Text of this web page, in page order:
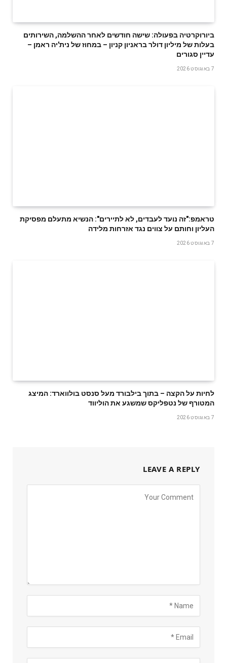
ביורוקרטיה בפעולה: שישה חודשים לאחר ההשלמה, השירותים
בעלות של מיליון דולר בראניון קניון – במחוז של נית'יה ראמן –
עדיין סגורים
7 באוגוסט 2026
טראמפ:"זה נועד לעבדים, לא לתיירים": הנשיא מתעלם מפסיקת
העליון וחותם על צווים נגד אזרחות מלידה
7 באוגוסט 2026
לחיות על הקצה – בתוך בילבורד מעל סנסט בולווארד: המיצג
המטורף של נטפליקס שמשגע את הוליווד
7 באוגוסט 2026
LEAVE A REPLY